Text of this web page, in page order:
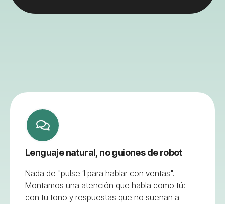
Lenguaje natural, no guiones de robot
Nada de "pulse 1 para hablar con ventas".
Montamos una atención que habla como tú:
con tu tono y respuestas que no suenan a